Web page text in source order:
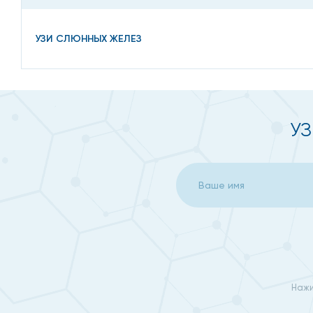
УЗИ СЛЮННЫХ ЖЕЛЕЗ